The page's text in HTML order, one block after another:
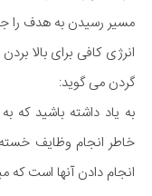
مسیر رسیدن به هدف را
انرژی کافی برای بالا
گردن می گوید:
به یاد داشته باشید که
خاطر انجام وظایف
انجام دادن آنها است که